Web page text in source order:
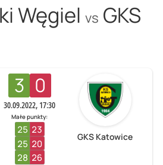
Węgiel vs GKS
3 0
30.09.2022, 17:30
Małe punkty:
25 23
25 20
28 26
GKS Katowice